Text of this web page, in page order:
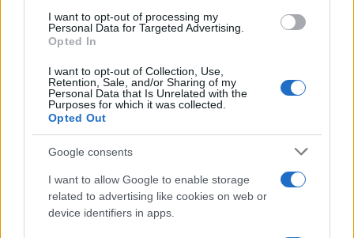
I want to opt-out of processing my
Personal Data for Targeted Advertising.
Opted In
I want to opt-out of Collection, Use,
Retention, Sale, and/or Sharing of my
Personal Data that Is Unrelated with the
Purposes for which it was collected.
Opted Out
Google consents
I want to allow Google to enable storage
related to advertising like cookies on web or
device identifiers in apps.
Franco
8 Luglio 2023, 14:38 14:38
Difendi anche l’orripilanza. Ormai siamo alle comiche
finali….
Rispondi VIsualizza le risposte
Carica altri commenti